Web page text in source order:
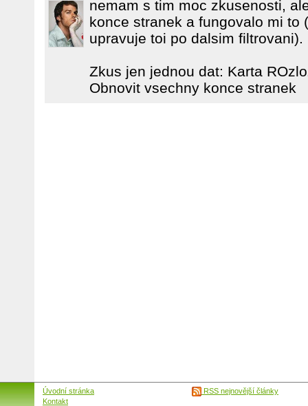
nemam s tim moc zkusenosti,
konce stranek a fungovalo mi to
upravuje toi po dalsim filtrovani).
Zkus jen jednou dat: Karta
Obnovit vsechny konce stranek
Úvodní stránka
Kontakt
RSS nejnovější články